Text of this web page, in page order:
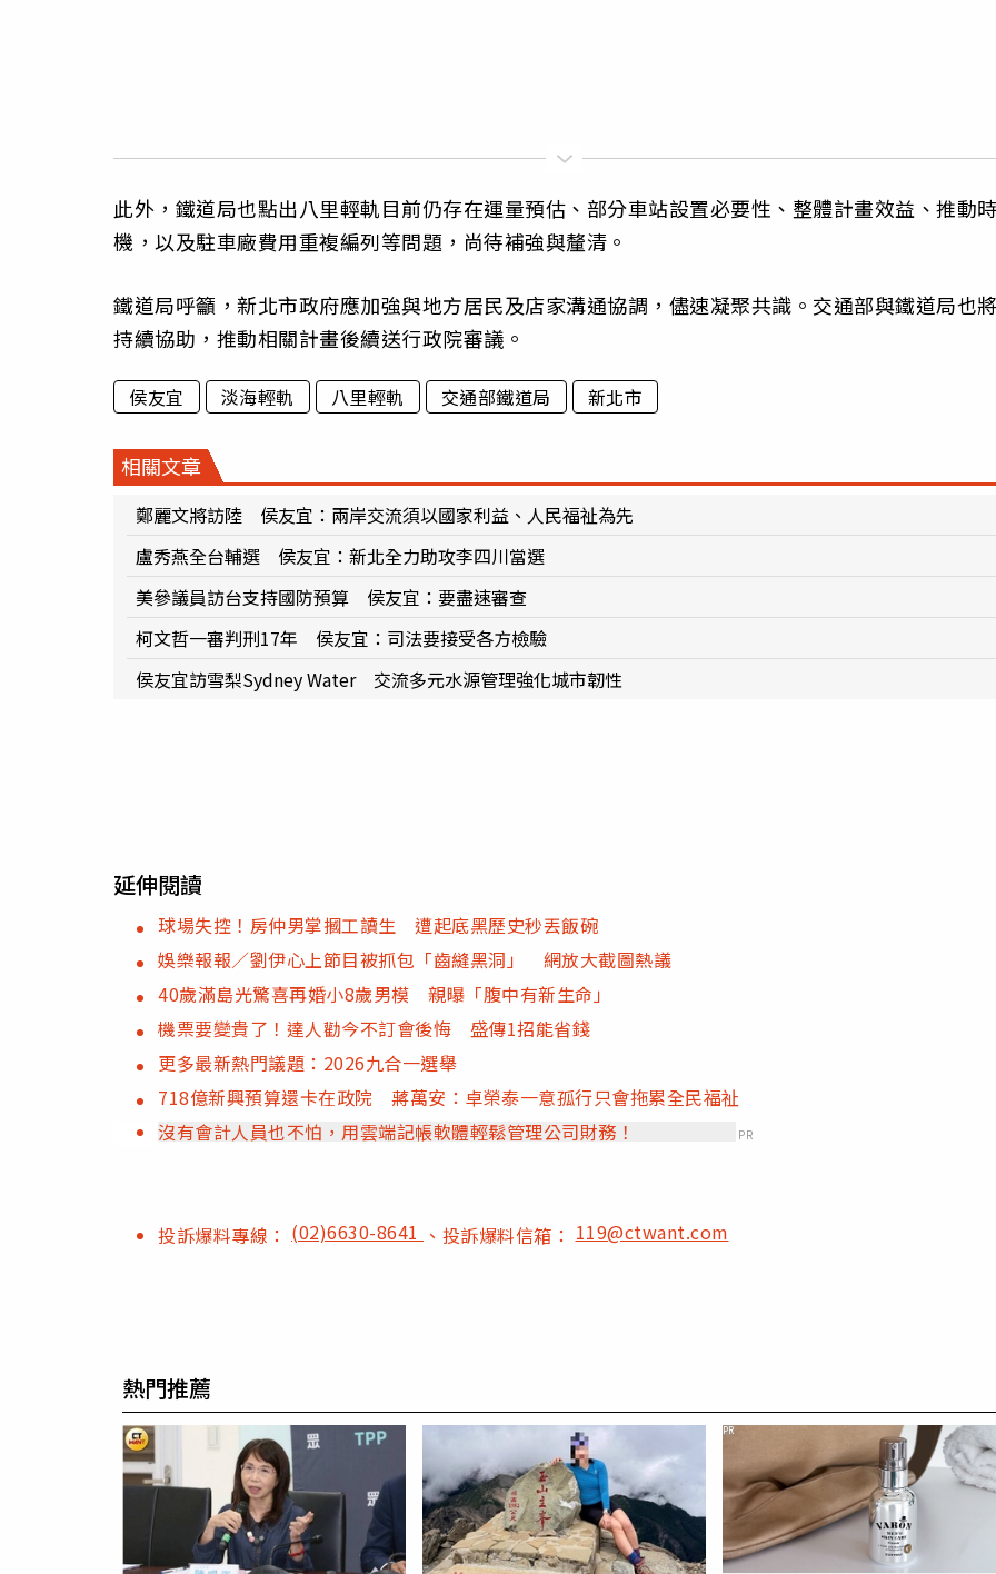
此外，鐵道局也點出八里輕軌目前仍存在運量預估、部分車站設置必要性、整體計畫效益、推動
機，以及駐車廠費用重複編列等問題，尚待補強與釐清。
鐵道局呼籲，新北市政府應加強與地方居民及店家溝通協調，儘速凝聚共識。交通部與鐵道局也
持續協助，推動相關計畫後續送行政院審議。
侯友宜 淡海輕軌 八里輕軌 交通部鐵道局 新北市
相關文章
鄭麗文將訪陸 侯友宜：兩岸交流須以國家利益、人民福祉為先
盧秀燕全台輔選 侯友宜：新北全力助攻李四川當選
美參議員訪台支持國防預算 侯友宜：要盡速審查
柯文哲一審判刑17年 侯友宜：司法要接受各方檢驗
侯友宜訪雪梨Sydney Water 交流多元水源管理強化城市韌性
延伸閱讀
球場失控！房仲男掌摑工讀生 遭起底黑歷史秒丟飯碗
娛樂報報／劉伊心上節目被抓包「齒縫黑洞」 網放大截圖熱議
40歲滿島光驚喜再婚小8歲男模 親曝「腹中有新生命」
機票要變貴了！達人勸今不訂會後悔 盛傳1招能省錢
更多最新熱門議題：2026九合一選舉
718億新興預算還卡在政院 蔣萬安：卓榮泰一意孤行只會拖累全民福祉
沒有會計人員也不怕，用雲端記帳軟體輕鬆管理公司財務！
PR
投訴爆料專線： (02)6630-8641 、投訴爆料信箱：119@ctwant.com
熱門推薦
PR